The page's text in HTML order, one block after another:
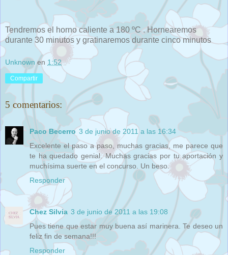
Tendremos el horno caliente a 180 ºC . Hornearemos
durante 30 minutos y gratinaremos durante cinco minutos
Unknown en 1:52
Compartir
5 comentarios:
Paco Becerro 3 de junio de 2011 a las 16:34
Excelente el paso a paso, muchas gracias, me parece que
te ha quedado genial. Muchas gracias por tu aportación y
muchísima suerte en el concurso. Un beso.
Responder
Chez Silvia 3 de junio de 2011 a las 19:08
Pues tiene que estar muy buena así marinera. Te deseo un
feliz fin de semana!!!
Responder